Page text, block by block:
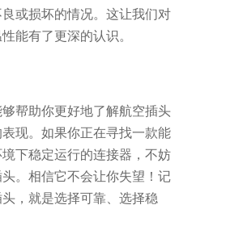
或损坏的情况。这让我们对
能有了更深的认识。
帮助你更好地了解航空插头
现。如果你正在寻找一款能
下稳定运行的连接器，不妨
。相信它不会让你失望！记
，就是选择可靠、选择稳